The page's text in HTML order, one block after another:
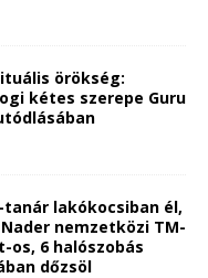
örökség:
kétes szerepe Guru
lakókocsiban él,
nemzetközi TM-
os, 6 halószobás
dőzsöl